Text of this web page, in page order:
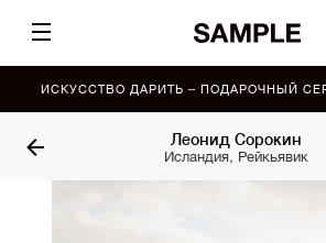
ИСКУССТВО ДАРИТЬ – ПОДАРОЧНЫЙ
Леонид Сорокин
Исландия, Рейкьявик